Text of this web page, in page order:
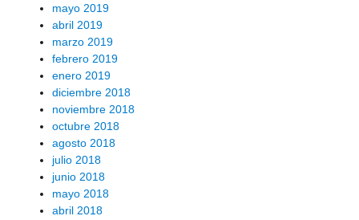
mayo 2019
abril 2019
marzo 2019
febrero 2019
enero 2019
diciembre 2018
noviembre 2018
octubre 2018
agosto 2018
julio 2018
junio 2018
mayo 2018
abril 2018